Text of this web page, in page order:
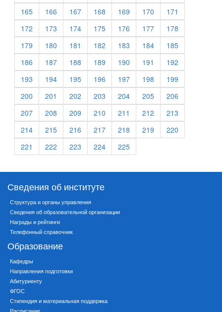
165
166 167 168 169 170
171
172
173 174 175 176 177
178
179
180 181 182 183 184
185
186
187 188 189 190 191
192
193
194 195 196 197 198
199
200
201 202 203 204 205
206
207
208 209 210 211 212
213
214
215 216 217 218 219
220
221
222 223 224 225
Сведения об институте
Структура и органы управления
Сведения об образовательной организации
Награды и рейтинги
Телефонный справочник
Образование
Кафедры
Направления подготовки
Абитуриенту
ФГОС
Стипендия и материальная поддержка